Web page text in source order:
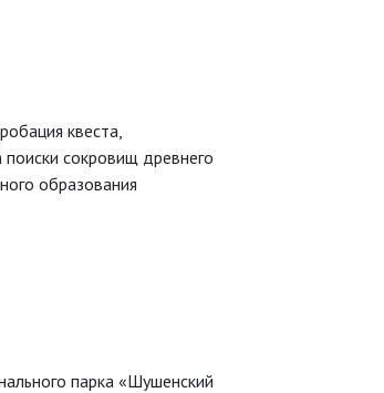
квеста,
сокровищ древнего
образования
парка «Шушенский